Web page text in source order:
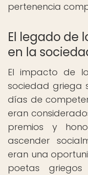
pertenencia
El legado de
en la
El impacto de
sociedad griega
días de
eran
premios y
ascender
eran una
poetas